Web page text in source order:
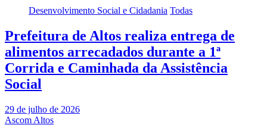
Desenvolvimento Social e Cidadania Todas
Prefeitura de Altos realiza entrega de
alimentos arrecadados durante a 1ª
Corrida e Caminhada da Assistência
Social
29 de julho de 2026
Ascom Altos